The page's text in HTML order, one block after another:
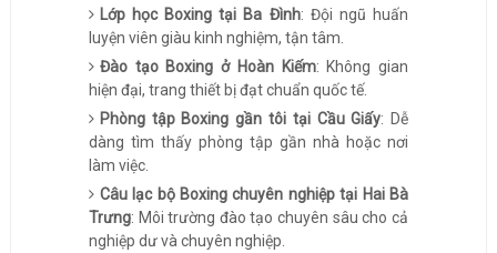
Lớp học Boxing tại Ba Đình: Đội ngũ huấn
luyện viên giàu kinh nghiệm, tận tâm.
Đào tạo Boxing ở Hoàn Kiếm: Không gian
hiện đại, trang thiết bị đạt chuẩn quốc tế.
Phòng tập Boxing gần tôi tại Cầu Giấy: Dễ
dàng tìm thấy phòng tập gần nhà hoặc nơi
làm việc.
Câu lạc bộ Boxing chuyên nghiệp tại Hai Bà
Trưng: Môi trường đào tạo chuyên sâu cho cả
nghiệp dư và chuyên nghiệp.